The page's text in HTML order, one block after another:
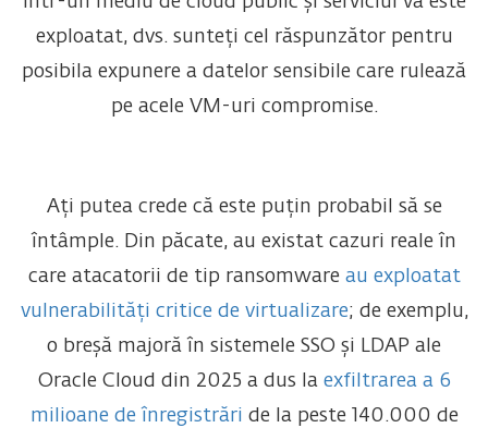
exploatat, dvs. sunteți cel răspunzător pentru
posibila expunere a datelor sensibile care rulează
pe acele VM-uri compromise.
Ați putea crede că este puțin probabil să se
întâmple. Din păcate, au existat cazuri reale în
care atacatorii de tip ransomware au exploatat
vulnerabilități critice de virtualizare; de exemplu,
o breșă majoră în sistemele SSO și LDAP ale
Oracle Cloud din 2025 a dus la exfiltrarea a 6
milioane de înregistrări de la peste 140.000 de